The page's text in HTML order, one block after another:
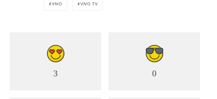
VIVO VIVO TV
3 0